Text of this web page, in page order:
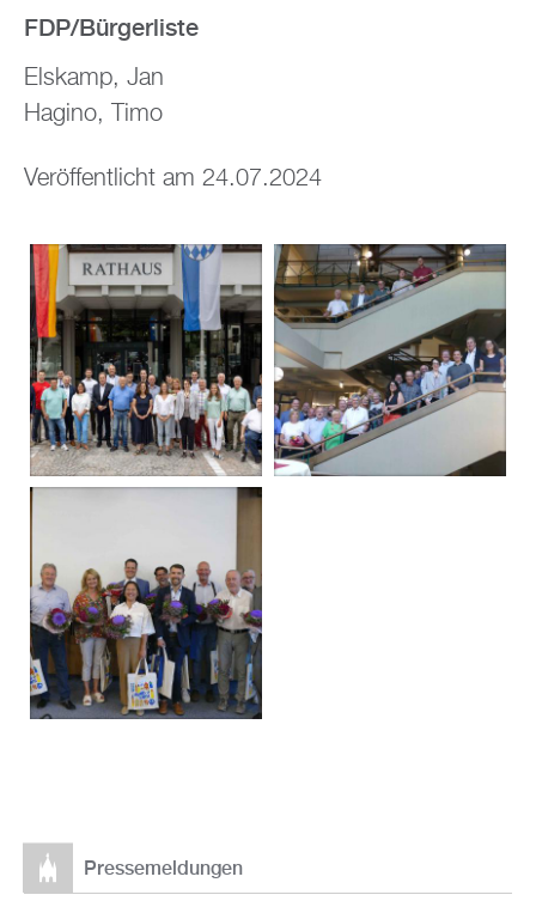
FDP/Bürgerliste
Elskamp, Jan
Hagino, Timo
Veröffentlicht am 24.07.2024
Pressemeldungen